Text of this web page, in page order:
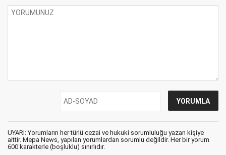
UYARI: Yorumların her türlü cezai ve hukuki sorumluluğu yazan kişiye
aittir. Mepa News, yapılan yorumlardan sorumlu değildir. Her bir yorum
600 karakterle (boşluklu) sınırlıdır.